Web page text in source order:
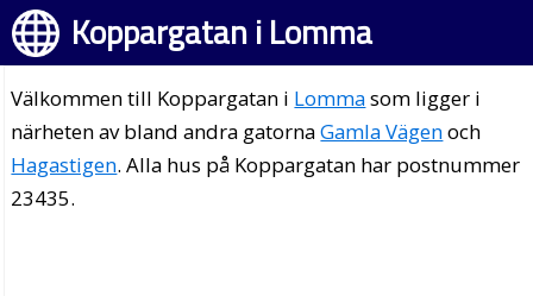
Koppargatan i Lomma
Välkommen till Koppargatan i Lommasom ligger i
närheten av bland andra gatornaGamla Vägenoch
Hagastigen. Alla hus på Koppargatan har postnummer
23435.